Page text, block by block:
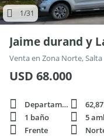
1/31
Jaime durand y
Venta en Zona Norte, Salta
USD 68.000
Departamento
1 baño
5
Frente